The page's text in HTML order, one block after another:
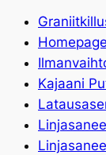
Homepage
Kajaani